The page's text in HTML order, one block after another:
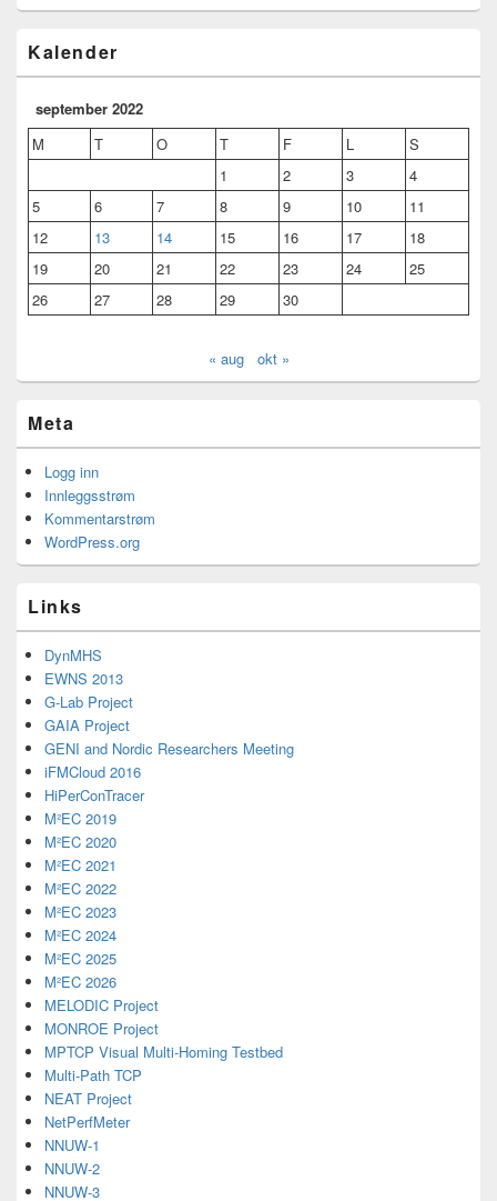
Kalender
september 2022
M
T O T F L
S
1
2 3
4
5
6 7 8 9 10
11
12
13 14 15 16 17
18
19
20 21 22 23 24
25
26
27 28 29 30
« aug okt »
Meta
Logg inn
Innleggsstrøm
Kommentarstrøm
WordPress.org
Links
DynMHS
EWNS 2013
G-Lab Project
GAIA Project
GENI and Nordic Researchers Meeting
iFMCloud 2016
HiPerConTracer
M²EC 2019
M²EC 2020
M²EC 2021
M²EC 2022
M²EC 2023
M²EC 2024
M²EC 2025
M²EC 2026
MELODIC Project
MONROE Project
MPTCP Visual Multi-Homing Testbed
Multi-Path TCP
NEAT Project
NetPerfMeter
NNUW-1
NNUW-2
NNUW-3